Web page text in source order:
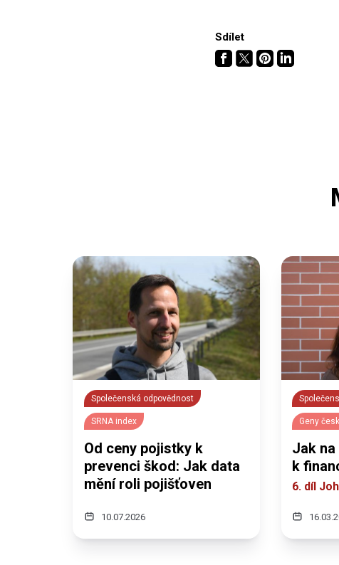
Sdílet
Společenská odpovědnost
SRNA index
Od ceny pojistky k
prevenci škod: Jak data
mění roli pojišťoven
10.07.2026
Geny
Jak
k
6. díl